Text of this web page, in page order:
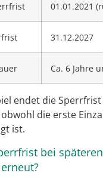
01.01.2021
31.12.2027
Ca. 6 Jahre
endet die
obwohl die erste
ist.
bei späteren